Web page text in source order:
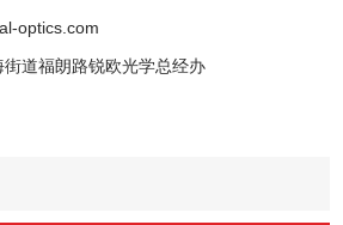
optics.com
道福朗路锐欧光学总经办